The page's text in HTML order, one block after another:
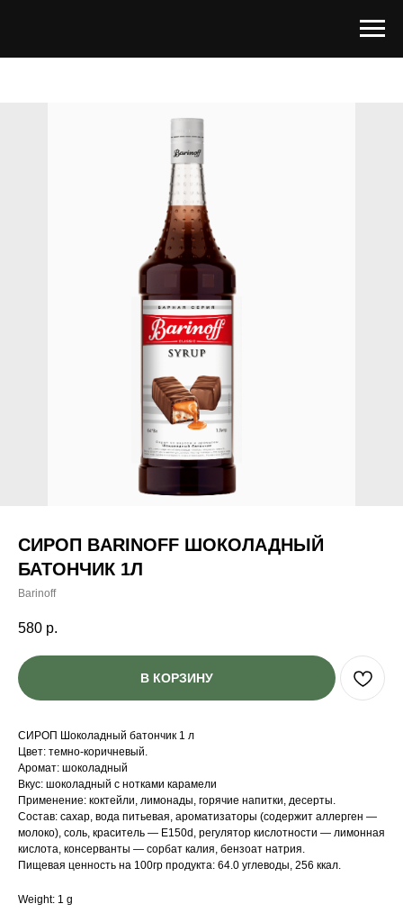
СИРОП BARINOFF ШОКОЛАДНЫЙ
БАТОНЧИК 1Л
Barinoff
580 р.
В КОРЗИНУ
СИРОП Шоколадный батончик 1 л
Цвет: темно-коричневый.
Аромат: шоколадный
Вкус: шоколадный с нотками карамели
Применение: коктейли, лимонады, горячие напитки, десерты.
Состав: сахар, вода питьевая, ароматизаторы (содержит аллерген —
молоко), соль, краситель — Е150d, регулятор кислотности — лимонная
кислота, консерванты — сорбат калия, бензоат натрия.
Пищевая ценность на 100гр продукта: 64.0 углеводы, 256 ккал.
Weight: 1 g